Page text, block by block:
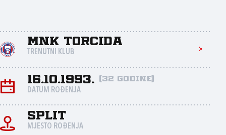
MNK Torcida
TRENUTNI KLUB
16.10.1993. (32 godine)
DATUM ROĐENJA
Split
MJESTO ROĐENJA